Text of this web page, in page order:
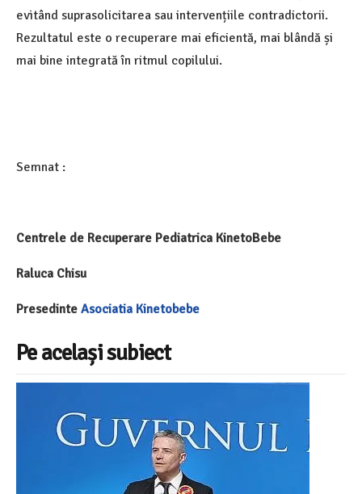
evitând suprasolicitarea sau intervențiile contradictorii.
Rezultatul este o recuperare mai eficientă, mai blândă și
mai bine integrată în ritmul copilului.
Semnat :
Centrele de Recuperare Pediatrica KinetoBebe
Raluca Chisu
Presedinte Asociatia Kinetobebe
Pe același subiect